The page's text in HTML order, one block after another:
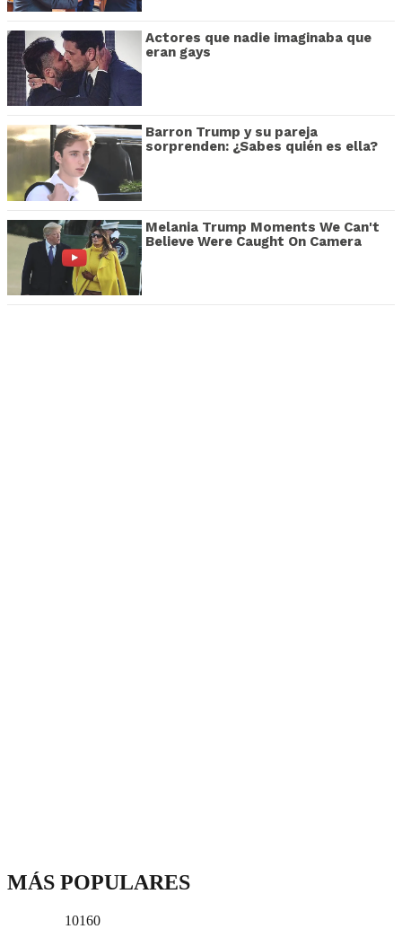
Actores que nadie imaginaba que
eran gays
Barron Trump y su pareja
sorprenden: ¿Sabes quién es ella?
Melania Trump Moments We Can't
Believe Were Caught On Camera
MÁS POPULARES
10160